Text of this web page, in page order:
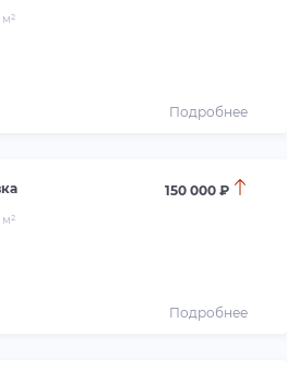
Подробнее
150 000 ₽
Подробнее